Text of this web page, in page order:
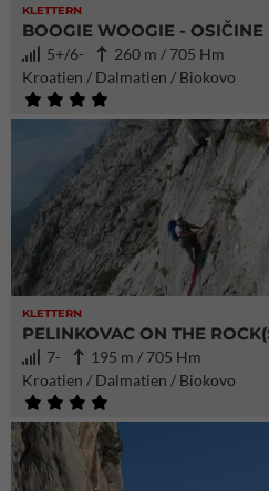
KLETTERN
BOOGIE WOOGIE -
5+/6-
260 m / 705 Hm
Kroatien / Dalmatien / Biokovo
KLETTERN
PELINKOVAC ON THE
7-
195 m / 705 Hm
Kroatien / Dalmatien / Biokovo